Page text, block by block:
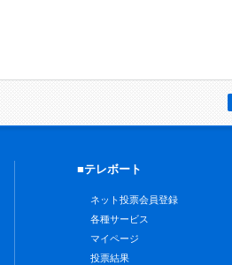
■テレボート
ネット投票会員登録
各種サービス
マイページ
投票結果